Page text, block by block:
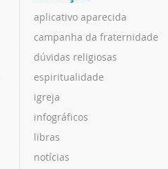
aplicativo aparecida
campanha da fraternidade
dúvidas religiosas
espiritualidade
igreja
infográficos
libras
notícias